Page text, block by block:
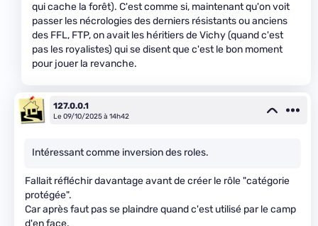
qui cache la forêt). C'est comme si, maintenant qu'on voit
passer les nécrologies des derniers résistants ou anciens
des FFL, FTP, on avait les héritiers de Vichy (quand c'est
pas les royalistes) qui se disent que c'est le bon moment
pour jouer la revanche.
127.0.0.1
Le 09/10/2025 à 14h42
Intéressant comme inversion des roles.
Fallait réfléchir davantage avant de créer le rôle "catégorie
protégée".
Car après faut pas se plaindre quand c'est utilisé par le camp